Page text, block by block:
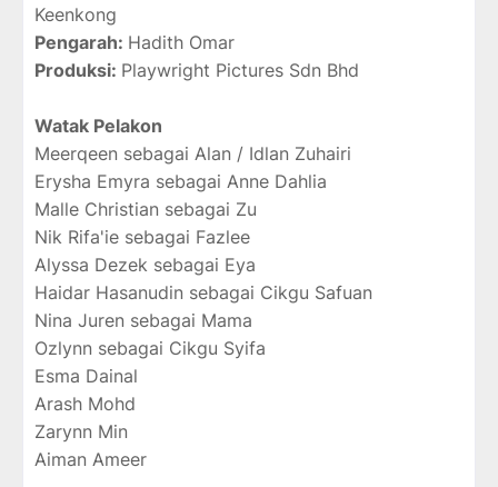
Keenkong
Pengarah: Hadith Omar
Produksi: Playwright Pictures Sdn Bhd
Watak Pelakon
Meerqeen sebagai Alan / Idlan Zuhairi
Erysha Emyra sebagai Anne Dahlia
Malle Christian sebagai Zu
Nik Rifa'ie sebagai Fazlee
Alyssa Dezek sebagai Eya
Haidar Hasanudin sebagai Cikgu Safuan
Nina Juren sebagai Mama
Ozlynn sebagai Cikgu Syifa
Esma Dainal
Arash Mohd
Zarynn Min
Aiman Ameer